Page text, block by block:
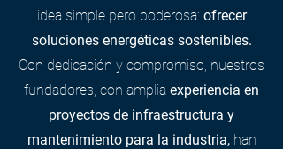
idea simple pero poderosa: ofrecer
soluciones energéticas sostenibles.
Con dedicación y compromiso, nuestros
fundadores, con amplia experiencia en
proyectos de infraestructura y
mantenimiento para la industria,han